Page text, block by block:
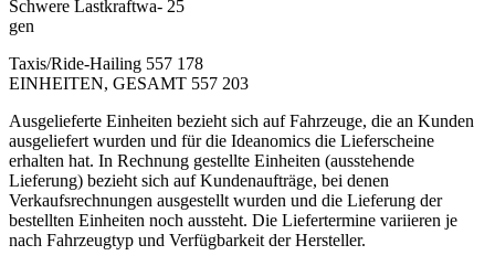
Schwere Lastkraftwa- 25
gen
Taxis/Ride-Hailing 557 178
EINHEITEN, GESAMT 557 203
Ausgelieferte Einheiten bezieht sich auf Fahrzeuge, die an Kunden
ausgeliefert wurden und für die Ideanomics die Lieferscheine
erhalten hat. In Rechnung gestellte Einheiten (ausstehende
Lieferung) bezieht sich auf Kundenaufträge, bei denen
Verkaufsrechnungen ausgestellt wurden und die Lieferung der
bestellten Einheiten noch aussteht. Die Liefertermine variieren je
nach Fahrzeugtyp und Verfügbarkeit der Hersteller.